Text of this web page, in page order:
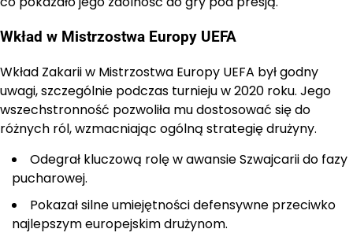
Wkład w Mistrzostwa Europy UEFA
Wkład Zakarii w Mistrzostwa Europy UEFA był godny
uwagi, szczególnie podczas turnieju w 2020 roku. Jego
wszechstronność pozwoliła mu dostosować się do
różnych ról, wzmacniając ogólną strategię drużyny.
Odegrał kluczową rolę w awansie Szwajcarii do fazy
pucharowej.
Pokazał silne umiejętności defensywne przeciwko
najlepszym europejskim drużynom.